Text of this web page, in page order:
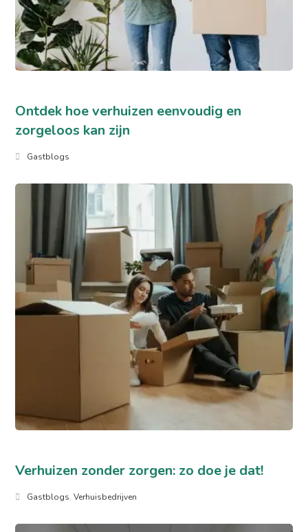
Ontdek hoe verhuizen eenvoudig en
zorgeloos kan zijn
Gastblogs
Verhuizen zonder zorgen: zo doe je dat!
Gastblogs,Verhuisbedrijven